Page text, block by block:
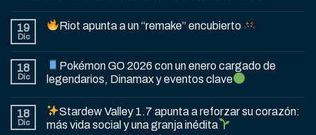
19
Dic
Riot apunta a un “remake” encubierto
18
Dic
Pokémon GO 2026 con un enero cargado de
legendarios, Dinamax y eventos clave
18
Dic
Stardew Valley 1.7 apunta a reforzar su corazón:
más vida social y una granja inédita